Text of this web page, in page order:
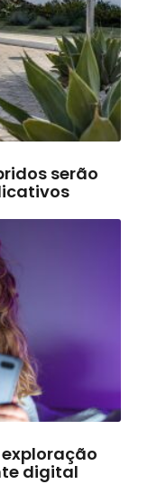
serão
digital